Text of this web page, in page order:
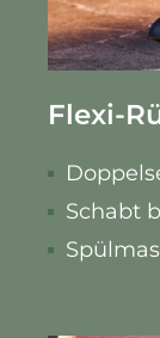
Flexi-
Schabt